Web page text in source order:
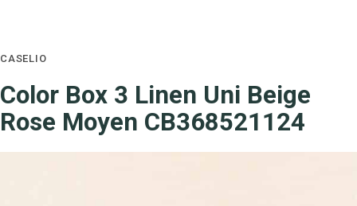
CASELIO
Color Box 3 Linen Uni Beige
Rose Moyen CB368521124